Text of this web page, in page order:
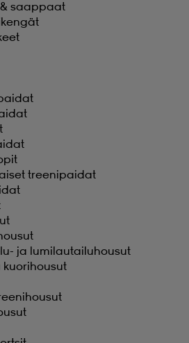
saappaat
treenipaidat
ja lumilautailuhousut